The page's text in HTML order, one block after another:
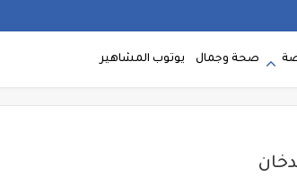
صحة وجمال يوتوب المشاهير